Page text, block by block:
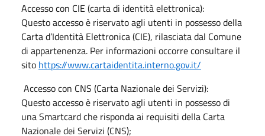
Accesso con CIE (carta di identità elettronica):
Questo accesso è riservato agli utenti in possesso della
Carta d’Identità Elettronica (CIE), rilasciata dal Comune
di appartenenza. Per informazioni occorre consultare il
sito https://www.cartaidentita.interno.gov.it/
Accesso con CNS (Carta Nazionale dei Servizi):
Questo accesso è riservato agli utenti in possesso di
una Smartcard che risponda ai requisiti della Carta
Nazionale dei Servizi (CNS);